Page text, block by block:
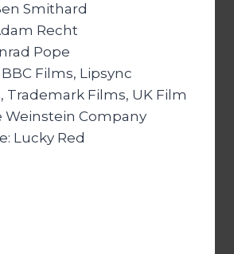
Smithard
Recht
Pope
Films, Lipsync
Trademark Films, UK Film
Weinstein Company
Lucky Red